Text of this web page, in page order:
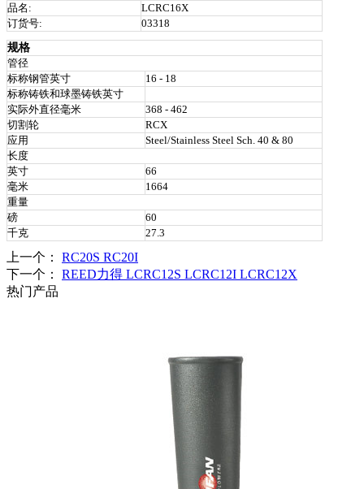
品名:
LCRC16X
订货号:
03318
规格
管径
标称钢管英寸
16 - 18
标称铸铁和球墨铸铁英寸
实际外直径毫米
368 - 462
切割轮
RCX
应用
Steel/Stainless Steel Sch. 40 & 80
长度
英寸
66
毫米
1664
重量
磅
60
千克
27.3
上一个： RC20S RC20I
下一个： REED力得 LCRC12S LCRC12I LCRC12X
热门产品